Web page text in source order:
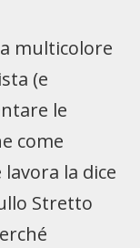
multicolore
(e
le
come
la dice
Stretto